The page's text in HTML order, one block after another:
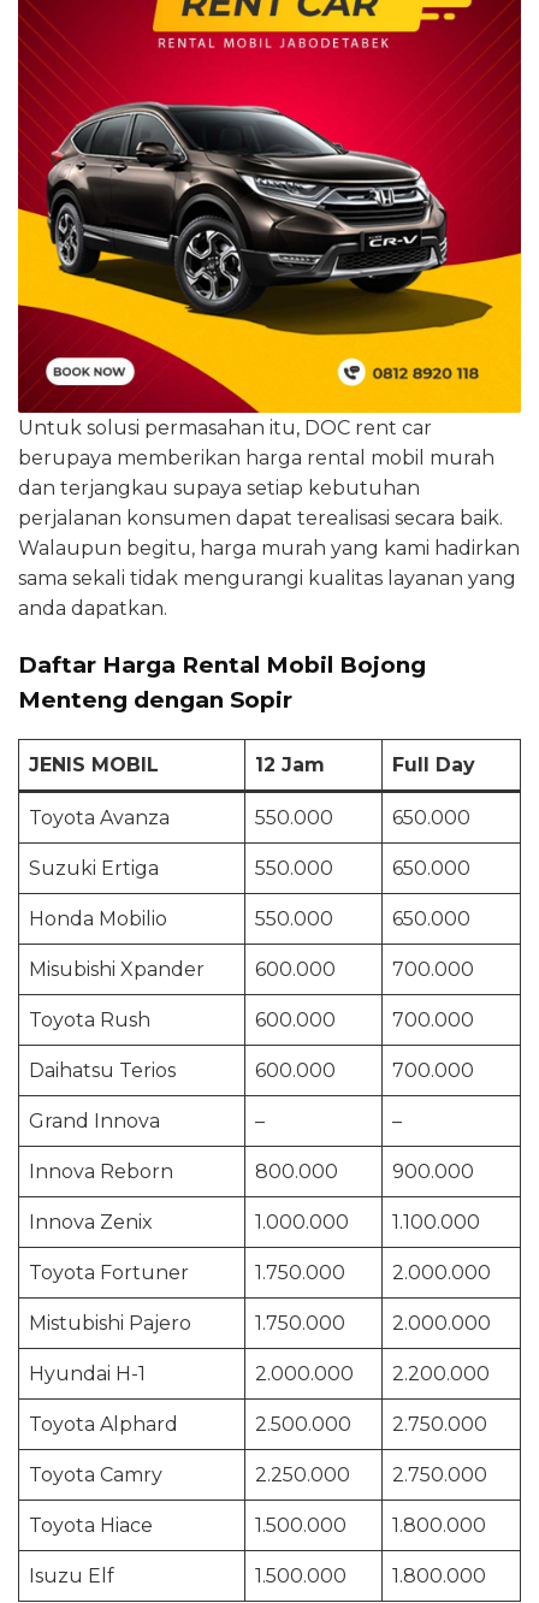
Untuk solusi permasahan itu, DOC rent car
berupaya memberikan harga rental mobil murah
dan terjangkau supaya setiap kebutuhan
perjalanan konsumen dapat terealisasi secara baik.
Walaupun begitu, harga murah yang kami hadirkan
sama sekali tidak mengurangi kualitas layanan yang
anda dapatkan.
Daftar Harga Rental Mobil Bojong
Menteng dengan Sopir
JENIS MOBIL 12 Jam Full Day
Toyota Avanza 550.000 650.000
Suzuki Ertiga 550.000 650.000
Honda Mobilio 550.000 650.000
Misubishi Xpander 600.000 700.000
Toyota Rush 600.000 700.000
Daihatsu Terios 600.000 700.000
Grand Innova – –
Innova Reborn 800.000 900.000
Innova Zenix 1.000.000 1.100.000
Toyota Fortuner 1.750.000 2.000.000
Mistubishi Pajero 1.750.000 2.000.000
Hyundai H-1 2.000.000 2.200.000
Toyota Alphard 2.500.000 2.750.000
Toyota Camry 2.250.000 2.750.000
Toyota Hiace 1.500.000 1.800.000
Isuzu Elf 1.500.000 1.800.000